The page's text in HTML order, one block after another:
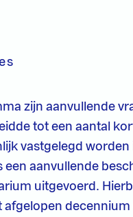
zijn aanvullende
tot een aantal
vastgelegd
aanvullende
uitgevoerd.